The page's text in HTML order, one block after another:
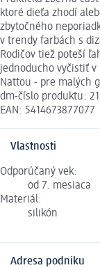
ktoré dieťa zhodí
zbytočného
v trendy farbách s
Rodičov tiež poteší
jednoducho vyčistiť
Nattou - pre malých
dm-číslo produktu:
EAN: 5414673877077
Vlastnosti
Odporúčaný vek:
od 7. mesiaca
Materiál:
silikón
Adresa podniku